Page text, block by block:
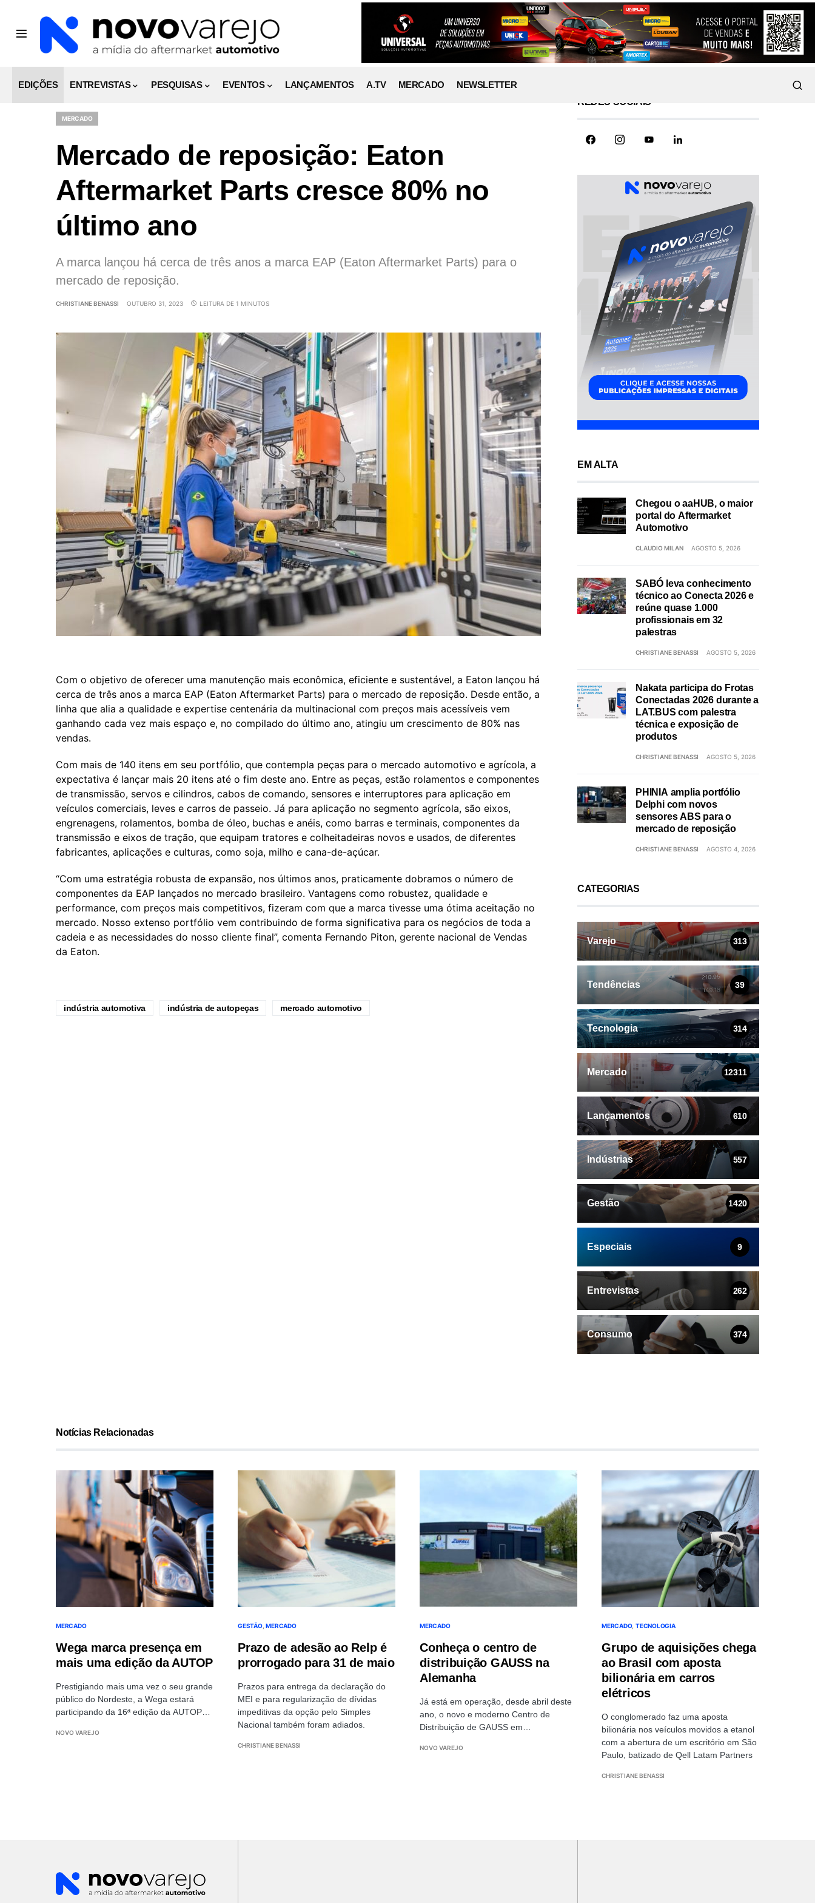
EDIÇÕES ENTREVISTAS PESQUISAS EVENTOS LANÇAMENTOS A.TV MERCADO NEWSLETTER
MERCADO
Mercado de reposição: Eaton
Aftermarket Parts cresce 80% no
último ano
A marca lançou há cerca de três anos a marca EAP (Eaton Aftermarket Parts) para o
mercado de reposição.
CHRISTIANE BENASSI OUTUBRO 31, 2023 LEITURA DE 1 MINUTOS
Com o objetivo de oferecer uma manutenção mais econômica, eficiente e sustentável, a Eaton lançou há
cerca de três anos a marca EAP (Eaton Aftermarket Parts) para o mercado de reposição. Desde então, a
linha que alia a qualidade e expertise centenária da multinacional com preços mais acessíveis vem
ganhando cada vez mais espaço e, no compilado do último ano, atingiu um crescimento de 80% nas
vendas.
Com mais de 140 itens em seu portfólio, que contempla peças para o mercado automotivo e agrícola, a
expectativa é lançar mais 20 itens até o fim deste ano. Entre as peças, estão rolamentos e componentes
de transmissão, servos e cilindros, cabos de comando, sensores e interruptores para aplicação em
veículos comerciais, leves e carros de passeio. Já para aplicação no segmento agrícola, são eixos,
engrenagens, rolamentos, bomba de óleo, buchas e anéis, como barras e terminais, componentes da
transmissão e eixos de tração, que equipam tratores e colheitadeiras novos e usados, de diferentes
fabricantes, aplicações e culturas, como soja, milho e cana-de-açúcar.
“Com uma estratégia robusta de expansão, nos últimos anos, praticamente dobramos o número de
componentes da EAP lançados no mercado brasileiro. Vantagens como robustez, qualidade e
performance, com preços mais competitivos, fizeram com que a marca tivesse uma ótima aceitação no
mercado. Nosso extenso portfólio vem contribuindo de forma significativa para os negócios de toda a
cadeia e as necessidades do nosso cliente final”, comenta Fernando Piton, gerente nacional de Vendas
da Eaton.
indústria automotiva indústria de autopeças mercado automotivo
REDES SOCIAIS
EM ALTA
Chegou o aaHUB, o maior
portal do Aftermarket
Automotivo
CLAUDIO MILAN AGOSTO 5, 2026
SABÓ leva conhecimento
técnico ao Conecta 2026 e
reúne quase 1.000
profissionais em 32
palestras
CHRISTIANE BENASSI AGOSTO 5, 2026
Nakata participa do Frotas
Conectadas 2026 durante a
LAT.BUS com palestra
técnica e exposição de
produtos
CHRISTIANE BENASSI AGOSTO 5, 2026
PHINIA amplia portfólio
Delphi com novos
sensores ABS para o
mercado de reposição
CHRISTIANE BENASSI AGOSTO 4, 2026
CATEGORIAS
Varejo 313
Tendências 39
Tecnologia 314
Mercado 12311
Lançamentos 610
Indústrias 557
Gestão 1420
Especiais 9
Entrevistas 262
Consumo 374
Notícias Relacionadas
MERCADO
Wega marca presença em
mais uma edição da AUTOP
Prestigiando mais uma vez o seu grande
público do Nordeste, a Wega estará
participando da 16ª edição da AUTOP…
NOVO VAREJO
GESTÃO MERCADO
Prazo de adesão ao Relp é
prorrogado para 31 de maio
Prazos para entrega da declaração do
MEI e para regularização de dívidas
impeditivas da opção pelo Simples
Nacional também foram adiados.
CHRISTIANE BENASSI
MERCADO
Conheça o centro de
distribuição GAUSS na
Alemanha
Já está em operação, desde abril deste
ano, o novo e moderno Centro de
Distribuição de GAUSS em…
NOVO VAREJO
MERCADO TECNOLOGIA
Grupo de aquisições chega
ao Brasil com aposta
bilionária em carros
elétricos
O conglomerado faz uma aposta
bilionária nos veículos movidos a etanol
com a abertura de um escritório em São
Paulo, batizado de Qell Latam Partners
CHRISTIANE BENASSI